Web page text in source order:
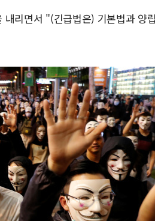
리면서 "(긴급법은) 기본법과 양